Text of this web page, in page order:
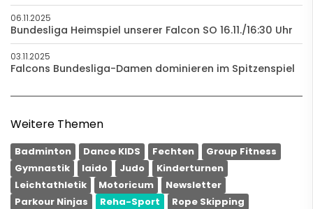
06.11.2025
Bundesliga Heimspiel unserer Falcon SO 16.11./16:30 Uhr
03.11.2025
Falcons Bundesliga-Damen dominieren im Spitzenspiel
Weitere Themen
Badminton Dance KIDS Fechten
Group Fitness
Gymnastik
Iaido Judo
Kinderturnen
Leichtathletik
Motoricum
Newsletter
Parkour Ninjas
Reha-Sport
Rope Skipping